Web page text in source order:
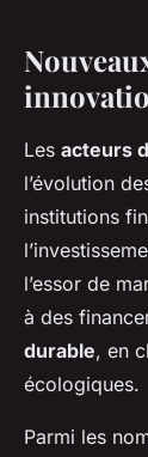
Les acteurs
l’évolution
institutions
l’essor de
à des
durable, en
écologiques.
Parmi les